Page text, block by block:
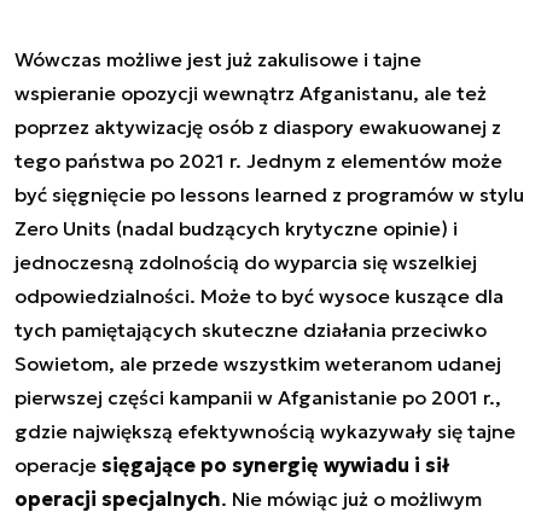
Wówczas możliwe jest już zakulisowe i tajne
wspieranie opozycji wewnątrz Afganistanu, ale też
poprzez aktywizację osób z diaspory ewakuowanej z
tego państwa po 2021 r. Jednym z elementów może
być sięgnięcie po lessons learned z programów w stylu
Zero Units (nadal budzących krytyczne opinie) i
jednoczesną zdolnością do wyparcia się wszelkiej
odpowiedzialności. Może to być wysoce kuszące dla
tych pamiętających skuteczne działania przeciwko
Sowietom, ale przede wszystkim weteranom udanej
pierwszej części kampanii w Afganistanie po 2001 r.,
gdzie największą efektywnością wykazywały się tajne
operacje sięgające po synergię wywiadu i sił
operacji specjalnych. Nie mówiąc już o możliwym